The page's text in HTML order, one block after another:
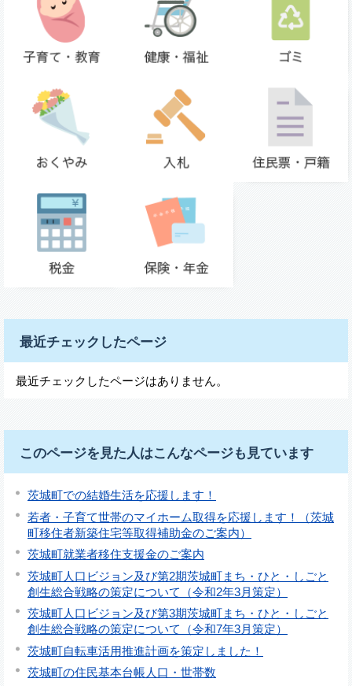
最近チェックしたページ
最近チェックしたページはありません。
このページを見た人はこんなページも見ています
茨城町での結婚生活を応援します！
若者・子育て世帯のマイホーム取得を応援します！（茨城
町移住者新築住宅等取得補助金のご案内）
茨城町就業者移住支援金のご案内
茨城町人口ビジョン及び第2期茨城町まち・ひと・しごと
創生総合戦略の策定について（令和2年3月策定）
茨城町人口ビジョン及び第3期茨城町まち・ひと・しごと
創生総合戦略の策定について（令和7年3月策定）
茨城町自転車活用推進計画を策定しました！
茨城町の住民基本台帳人口・世帯数